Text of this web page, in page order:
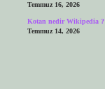
Temmuz 16, 2026
Kotan nedir Wikipedia ?
Temmuz 14, 2026